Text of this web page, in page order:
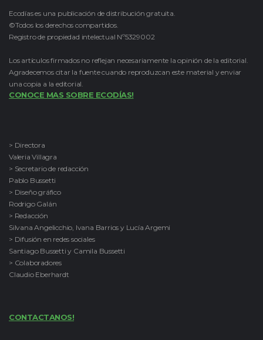
Ecodías es una publicación de distribución gratuita.
©Todos los derechos compartidos.
Registro de propiedad intelectual Nº5329002
Los artículos firmados no reflejan necesariamente la opinión de la editorial.
Agradecemos citar la fuente cuando reproduzcan este material y enviar
una copia a la editorial.
CONOCE MAS SOBRE ECODÍAS!
> Directora
Valeria Villagra
> Secretario de redacción
Pablo Bussetti
> Diseño gráfico
Rodrigo Galán
> Redacción
Silvana Angelicchio, Ivana Barrios y Lucía Argemi
> Difusión en redes sociales
Santiago Bussetti y Camila Bussetti
> Colaboradores
Claudio Eberhardt
CONTACTANOS!